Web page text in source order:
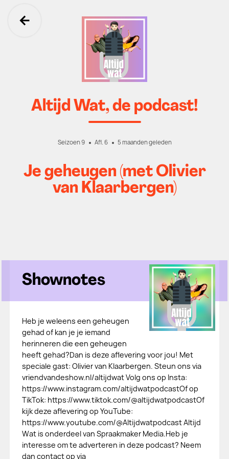
Ga terug
Altijd Wat, de podcast!
Seizoen 9 Afl. 6 5 maanden geleden
Je geheugen (met Olivier
van Klaarbergen)
Shownotes
Heb je weleens een geheugen
gehad of kan je je iemand
herinneren die een geheugen
heeft gehad?Dan is deze aflevering voor jou! Met
speciale gast: Olivier van Klaarbergen. Steun ons via
vriendvandeshow.nl/altijdwat Volg ons op Insta:
https://www.instagram.com/altijdwatpodcastOf op
TikTok: https://www.tiktok.com/@altijdwatpodcastOf
kijk deze aflevering op YouTube:
https://www.youtube.com/@Altijdwatpodcast Altijd
Wat is onderdeel van Spraakmaker Media.Heb je
interesse om te adverteren in deze podcast? Neem
dan contact op via